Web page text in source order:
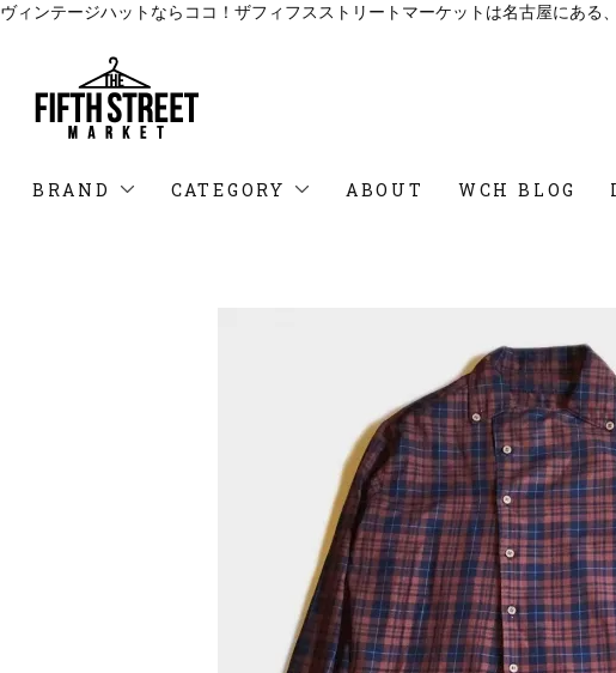
ヴィンテージハットならココ！ザフィフスストリートマーケットは名古屋にあ
BRAND CATEGORY ABOUT WCH BLOG